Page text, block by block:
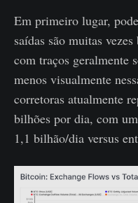
Em primeiro lugar,
saídas são muitas
com traços geralmente
menos visualmente
corretoras atualmente
bilhões por dia, com
1,1 bilhão/dia versus